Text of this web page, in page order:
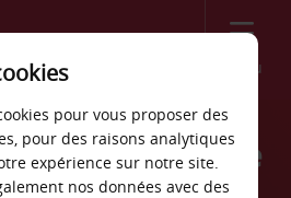
Menu
voiture - Siège
pour vous proposer des
pour des raisons analytiques
expérience sur notre site.
nos données avec des